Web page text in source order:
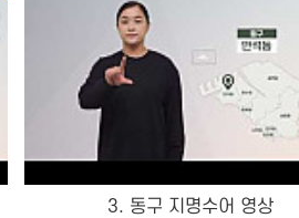
3. 동구 지명수어 영상